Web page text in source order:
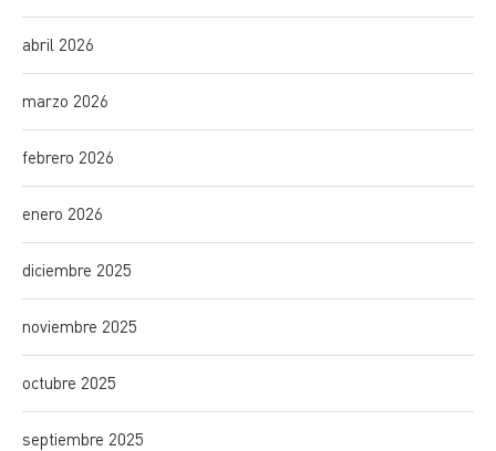
abril 2026
marzo 2026
febrero 2026
enero 2026
diciembre 2025
noviembre 2025
octubre 2025
septiembre 2025